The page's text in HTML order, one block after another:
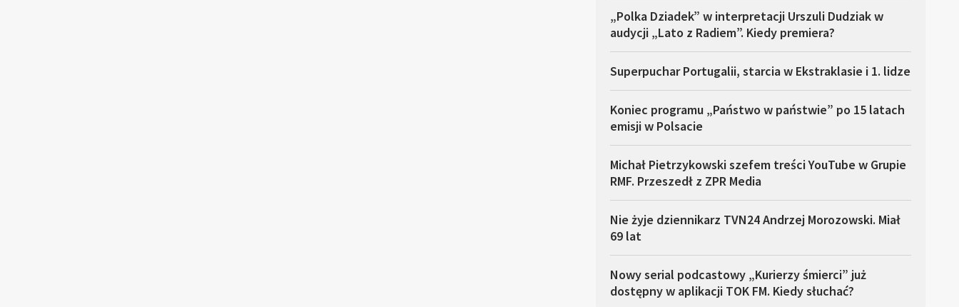
„Polka Dziadek” w interpretacji Urszuli Dudziak w
audycji „Lato z Radiem”. Kiedy premiera?
Superpuchar Portugalii, starcia w Ekstraklasie i 1. lidze
Koniec programu „Państwo w państwie” po 15 latach
emisji w Polsacie
Michał Pietrzykowski szefem treści YouTube w Grupie
RMF. Przeszedł z ZPR Media
Nie żyje dziennikarz TVN24 Andrzej Morozowski. Miał
69 lat
Nowy serial podcastowy „Kurierzy śmierci” już
dostępny w aplikacji TOK FM. Kiedy słuchać?